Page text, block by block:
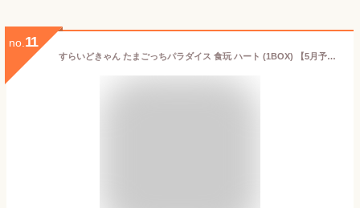
no. 11
すらいどきゃん たまごっちパラダイス 食玩 ハート (1BOX) 【5月予約】